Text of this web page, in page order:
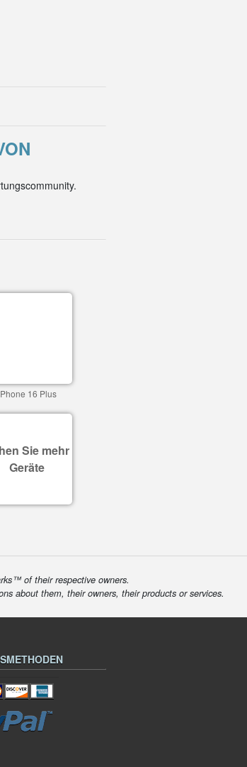
16 Plus
Sie mehr
Geräte
of their respective owners.
about them, their owners, their products or services.